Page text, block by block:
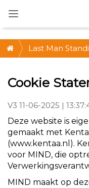
Last Man
Cookie
V3 11-06-2025 |
Deze website is
gemaakt met
(www.kentaa.nl).
voor MIND, die
MIND maakt op